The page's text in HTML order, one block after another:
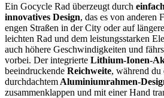
Ein Gocycle Rad überzeugt durch
innovatives Design, das es von anderen
engen Straßen in der City oder auf
leichten Rad und dem leistungsstarken
auch höhere Geschwindigkeiten und
vorbei. Der integrierte Lithium-Ionen-
beeindruckende Reichweite, während
durchdachtem Aluminiumrahmen-
zusammenklappen und mit einer Hand